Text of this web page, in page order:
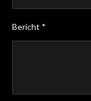
Bericht *